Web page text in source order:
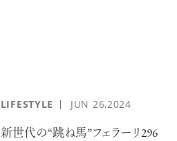
LIFESTYLE JUN 26,2024
新世代の“跳ね馬”フェラーリ296